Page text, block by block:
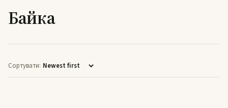
Байка
Сортувати: